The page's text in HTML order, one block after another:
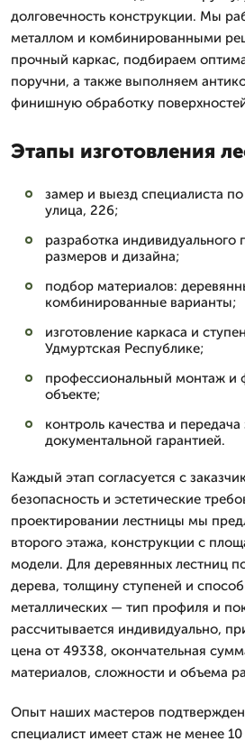
долговечность конструкции. Мы
металлом и комбинированными
прочный каркас, подбираем
поручни, а также выполняем
финишную обработку
Этапы изготовления
замер и выезд специалиста
улица, 226;
разработка индивидуального
размеров и дизайна;
подбор материалов:
комбинированные варианты;
изготовление каркаса и
Удмуртская Республике;
профессиональный монтаж и
объекте;
контроль качества и передача
документальной гарантией.
Каждый этап согласуется с
безопасность и эстетические
проектировании лестницы мы
второго этажа, конструкции с
модели. Для деревянных лестниц
дерева, толщину ступеней и
металлических — тип профиля и
рассчитывается индивидуально,
цена от 49338, окончательная
материалов, сложности и объема
Опыт наших мастеров
специалист имеет стаж не менее